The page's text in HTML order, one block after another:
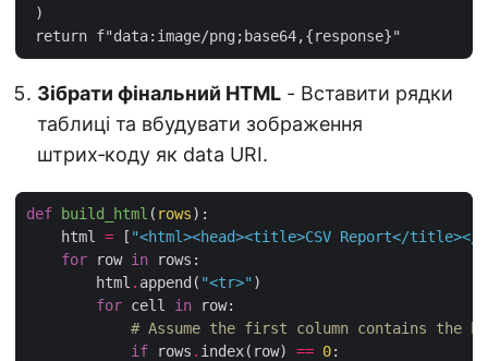
)
Зібрати фінальний HTML - Вставити рядки
таблиці та вбудувати зображення
штрих‑коду як data URI.
def build_html ( rows):
    html
= [ "<html><head><title>CSV Report</title></
for row in
        html
. append( "<tr>"
for cell in
# Assume the first column contains the
if rows . index(row) == 0